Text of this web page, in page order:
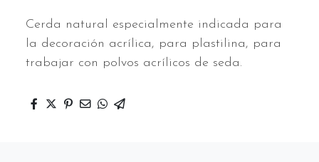
Cerda natural especialmente indicada para
la decoración acrílica, para plastilina, para
trabajar con polvos acrílicos de seda.